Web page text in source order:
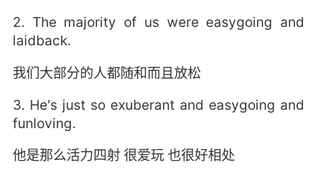
2. The majority of us were easygoing and
laidback.
我们大部分的人都随和而且放松
3. He's just so exuberant and easygoing and
funloving.
他是那么活力四射 很爱玩 也很好相处